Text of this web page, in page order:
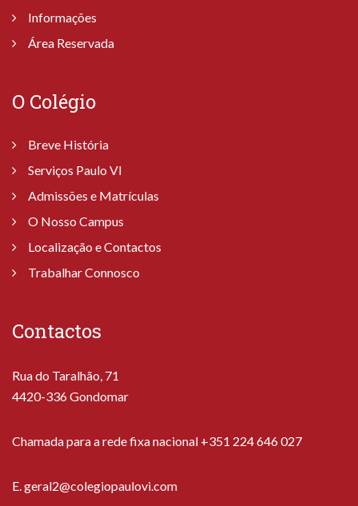
Informações
Área Reservada
O Colégio
Breve História
Serviços Paulo VI
Admissões e Matrículas
O Nosso Campus
Localização e Contactos
Trabalhar Connosco
Contactos
Rua do Taralhão, 71
4420-336 Gondomar
Chamada para a rede fixa nacional +351 224 646 027
E.geral2@colegiopaulovi.com